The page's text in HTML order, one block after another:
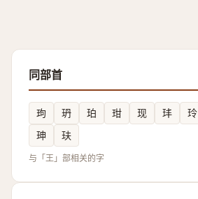
同部首
玽 玬 珀 玵 现 玤 玲
珅
玞
与「王」部相关的字